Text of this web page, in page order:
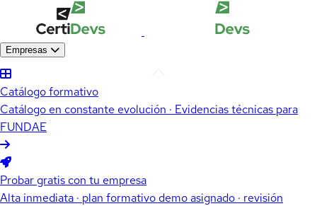
Empresas
Catálogo formativo
Catálogo en constante evolución · Evidencias técnicas para
FUNDAE
Probar gratis con tu empresa
Alta inmediata · plan formativo demo asignado · revisión